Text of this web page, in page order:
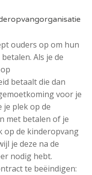
ouders op om hun
Als je de
betaalt die dan
voor je
je plek op de
met betalen of je
op de kinderopvang
je deze na de
nodig hebt.
te beëindigen: